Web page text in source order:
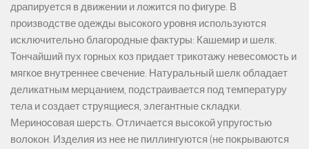
драпируется в движении и ложится по фигуре. В
производстве одежды высокого уровня используются
исключительно благородные фактуры: Кашемир и шелк.
Тончайший пух горных коз придает трикотажу невесомость и
мягкое внутреннее свечение. Натуральный шелк обладает
деликатным мерцанием, подстраивается под температуру
тела и создает струящиеся, элегантные складки.
Мериносовая шерсть. Отличается высокой упругостью
волокон. Изделия из нее не пиллингуются (не покрываются